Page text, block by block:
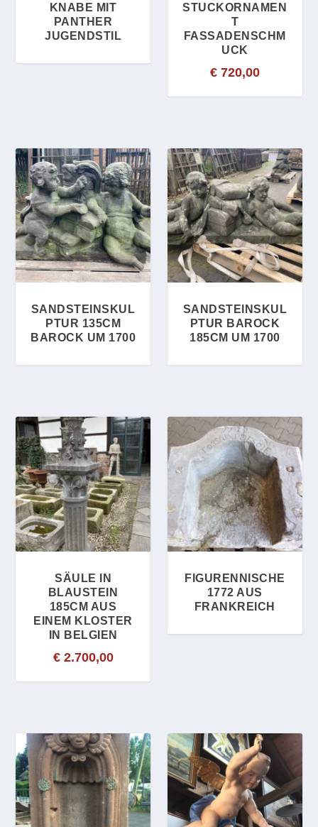
KNABE MIT
PANTHER
JUGENDSTIL
STUCKORNAMEN
T
FASSADENSCHM
UCK
€720,00
SANDSTEINSKUL
PTUR 135CM
BAROCK UM 1700
SANDSTEINSKUL
PTUR BAROCK
185CM UM 1700
SÄULE IN
BLAUSTEIN
185CM AUS
EINEM KLOSTER
IN BELGIEN
€2.700,00
FIGURENNISCHE
1772 AUS
FRANKREICH